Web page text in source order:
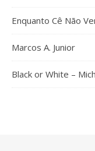
Enquanto Cê Não
Marcos A. Junior
Black or White –